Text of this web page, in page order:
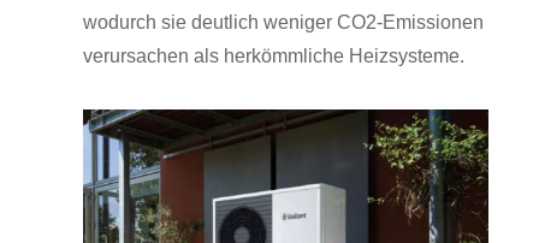
wodurch sie deutlich weniger CO2-Emissionen
verursachen als herkömmliche Heizsysteme.